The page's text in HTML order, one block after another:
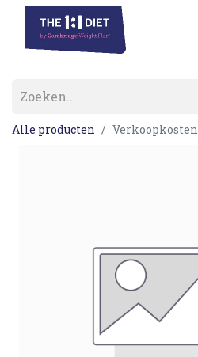
Alle producten Verkoopkosten